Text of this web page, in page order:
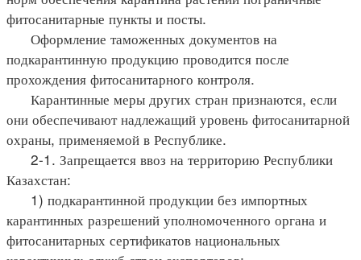
фитосанитарные пункты и посты.
Оформление таможенных документов на
подкарантинную продукцию проводится после
прохождения фитосанитарного контроля.
Карантинные меры других стран признаются, если
они обеспечивают надлежащий уровень фитосанитарной
охраны, применяемой в Республике.
2-1. Запрещается ввоз на территорию Республики
Казахстан:
1) подкарантинной продукции без импортных
карантинных разрешений уполномоченного органа и
фитосанитарных сертификатов национальных